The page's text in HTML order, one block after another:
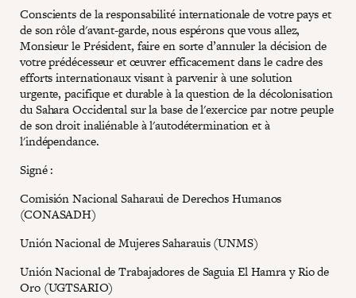
Conscients de la responsabilité internationale de votre pays et
de son rôle d'avant-garde, nous espérons que vous allez,
Monsieur le Président, faire en sorte d’annuler la décision de
votre prédécesseur et œuvrer efficacement dans le cadre des
efforts internationaux visant à parvenir à une solution
urgente, pacifique et durable à la question de la décolonisation
du Sahara Occidental sur la base de l'exercice par notre peuple
de son droit inaliénable à l'autodétermination et à
l'indépendance.
Signé :
Comisión Nacional Saharaui de Derechos Humanos
(CONASADH)
Unión Nacional de Mujeres Saharauis (UNMS)
Unión Nacional de Trabajadores de Saguia El Hamra y Rio de
Oro (UGTSARIO)